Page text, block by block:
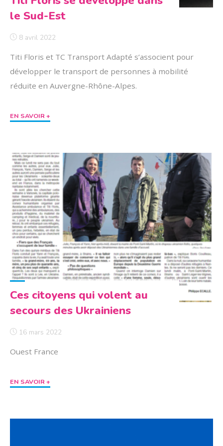
le Sud-Est
8 avril 2022
Titi Floris et TC Transport Adapté s’associent pour
développer le transport de personnes à mobilité
réduite en Auvergne-Rhône-Alpes.
EN SAVOIR +"Titi
développe
dans
le
Sud-
Est"
Ces citoyens qui volent au
secours des Ukrainiens
16 mars 2022
Ouest France
EN SAVOIR +"Ces
volent